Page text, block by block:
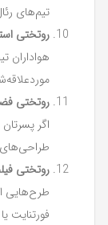
تیم‌های
روتختی
هواداران
روتختی
اگر
روتختی
طرح‌هایی
فورتنایت